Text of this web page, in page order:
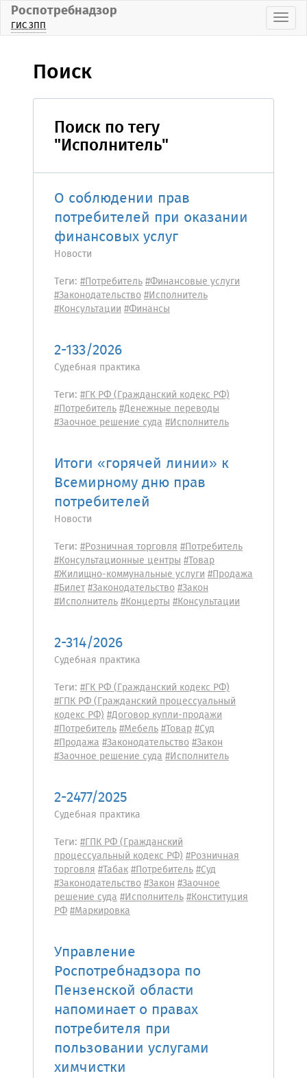
Роспотребнадзор
ГИС ЗПП
Поиск
Поиск по тегу
"Исполнитель"
О соблюдении прав
потребителей при оказании
финансовых услуг
Новости
Теги: #Потребитель#Финансовые услуги
#Законодательство#Исполнитель
#Консультации#Финансы
2-133/2026
Судебная практика
Теги: #ГК РФ (Гражданский кодекс РФ)
#Потребитель#Денежные переводы
#Заочное решение суда#Исполнитель
Итоги «горячей линии» к
Всемирному дню прав
потребителей
Новости
Теги: #Розничная торговля#Потребитель
#Консультационные центры#Товар
#Жилищно-коммунальные услуги#Продажа
#Билет#Законодательство#Закон
#Исполнитель#Концерты#Консультации
2-314/2026
Судебная практика
Теги: #ГК РФ (Гражданский кодекс РФ)
#ГПК РФ (Гражданский процессуальный
кодекс РФ)#Договор купли-продажи
#Потребитель#Мебель#Товар#Суд
#Продажа#Законодательство#Закон
#Заочное решение суда#Исполнитель
2-2477/2025
Судебная практика
Теги: #ГПК РФ (Гражданский
процессуальный кодекс РФ)#Розничная
торговля#Табак#Потребитель#Суд
#Законодательство#Закон#Заочное
решение суда#Исполнитель#Конституция
РФ#Маркировка
Управление
Роспотребнадзора по
Пензенской области
напоминает о правах
потребителя при
пользовании услугами
химчистки